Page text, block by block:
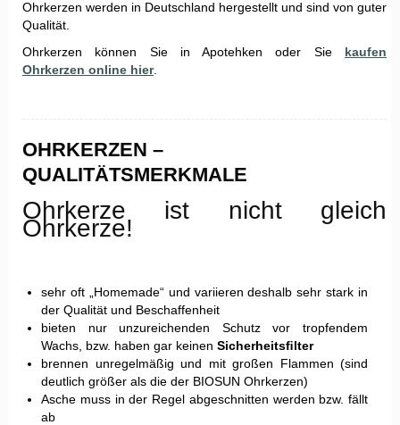
Ohrkerzen werden in Deutschland hergestellt und sind von guter
Qualität.
Ohrkerzen können Sie in Apotehken oder Sie kaufen
Ohrkerzen online hier.
OHRKERZEN –
QUALITÄTSMERKMALE
Ohrkerze ist nicht gleich
Ohrkerze!
sehr oft „Homemade“ und variieren deshalb sehr stark in
der Qualität und Beschaffenheit
bieten nur unzureichenden Schutz vor tropfendem
Wachs, bzw. haben gar keinen Sicherheitsﬁlter
brennen unregelmäßig und mit großen Flammen (sind
deutlich größer als die der BIOSUN Ohrkerzen)
Asche muss in der Regel abgeschnitten werden bzw. fällt
ab